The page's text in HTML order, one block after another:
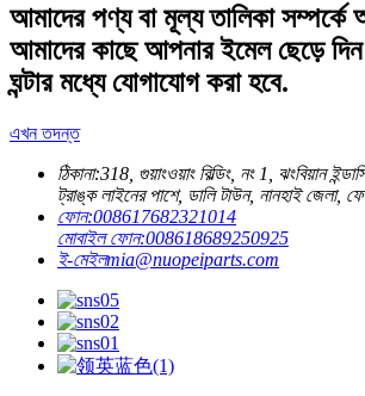
আমাদের পণ্য বা মূল্য তালিকা সম্পর্কে
আমাদের কাছে আপনার ইমেল ছেড়ে
ঘন্টার মধ্যে যোগাযোগ করা হবে.
এখন তদন্ত
ঠিকানা:318, গুয়াংওয়াং বিল্ডিং, নং 1, ঝংবিয়ান
ট্রাঙ্ক লাইনের পাশে, ডালি টাউন, নানহাই জেলা,
ফোন:008617682321014
মোবাইল ফোন:008618689250925
ই-মেইলmia@nuopeiparts.com